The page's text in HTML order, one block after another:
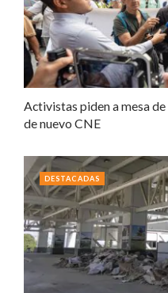
Activistas piden a mesa
de nuevo CNE
DESTACADAS